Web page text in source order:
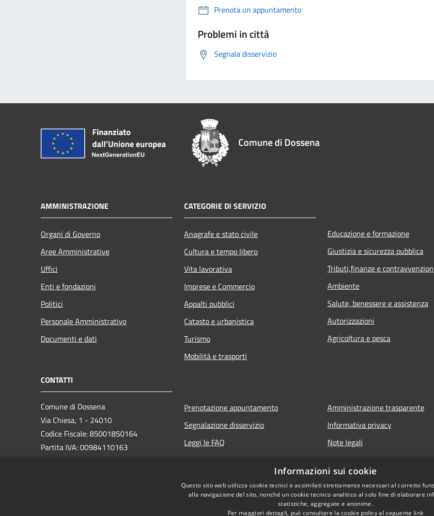
Prenota un appuntamento
Problemi in città
Segnala disservizio
Comune di Dossena
AMMINISTRAZIONE
Organi di Governo
Aree Amministrative
Uffici
Enti e fondazioni
Politici
Personale Amministrativo
Documenti e dati
CATEGORIE DI SERVIZIO
Anagrafe e stato civile
Cultura e tempo libero
Vita lavorativa
Imprese e Commercio
Appalti pubblici
Catasto e urbanistica
Turismo
Mobilità e trasporti
Educazione e formazione
Giustizia e sicurezza pubblica
Tributi,finanze e
Ambiente
Salute, benessere e assistenza
Autorizzazioni
Agricoltura e pesca
CONTATTI
Comune di Dossena
Via Chiesa, 1 - 24010
Codice Fiscale: 85001850164
Partita IVA: 00984110163
Prenotazione appuntamento
Segnalazione disservizio
Leggi le FAQ
Amministrazione trasparente
Informativa privacy
Note legali
Informazioni sui cookie
Questo sito web utilizza cookie tecnici e assimilati strettamente necessari al corretto
alla navigazione del sito, nonché un cookie tecnico analitico al solo fine di elaborare
statistiche, aggregate e anonime.
Per maggiori dettagli, può consultare la cookie policy al seguente link